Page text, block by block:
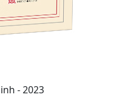
- 2023